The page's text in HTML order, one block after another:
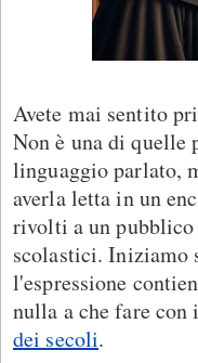
Avete mai sentito
Non è una di quelle
linguaggio parlato,
averla letta in un
rivolti a un
scolastici. Iniziamo
l'espressione
nulla a che fare
dei secoli.